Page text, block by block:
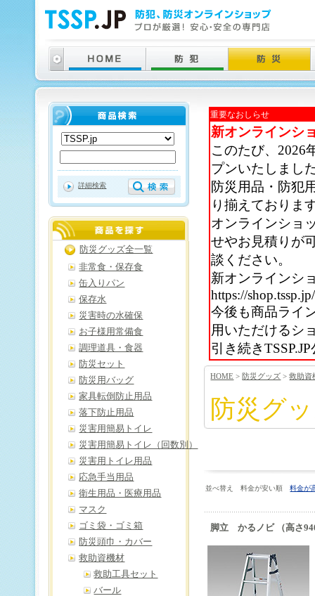
重要なおしらせ
新オンラインシ
このたび、2026
プンいたしまし
防災用品・防犯
り揃えておりま
オンラインショ
せやお見積りが
談ください。
新オンラインシ
https://shop.tssp.jp/
今後も商品ライ
用いただけるシ
引き続き
HOME >防災グッズ >救助資
防災グ
並べ替え 料金が安い順料金が
脚立 かるノビ （高さ
詳細検索
防災グッズ全一覧
非常食・保存食
缶入りパン
保存水
災害時の水確保
お子様用常備食
調理道具・食器
防災セット
防災用バッグ
家具転倒防止用品
落下防止用品
災害用簡易トイレ
災害用簡易トイレ（回数別）
災害用トイレ用品
応急手当用品
衛生用品・医療用品
マスク
ゴミ袋・ゴミ箱
防災頭巾・カバー
救助資機材
救助工具セット
バール